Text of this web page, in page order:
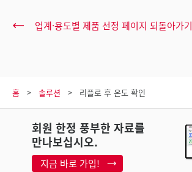
업계·용도별 제품 선정 페이지 되돌아가기
홈 솔루션 리플로 후 온도 확인
회원 한정 풍부한 자료를
만나보십시오.
지금 바로 가입!